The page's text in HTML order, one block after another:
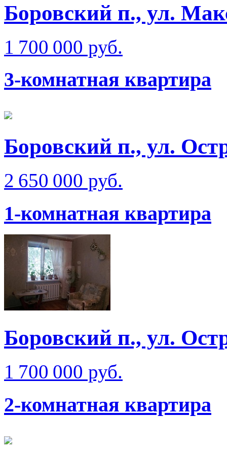
Боровский п., ул.
1 700 000 руб.
3-комнатная квартира
Боровский п., ул.
2 650 000 руб.
1-комнатная квартира
Боровский п., ул.
1 700 000 руб.
2-комнатная квартира